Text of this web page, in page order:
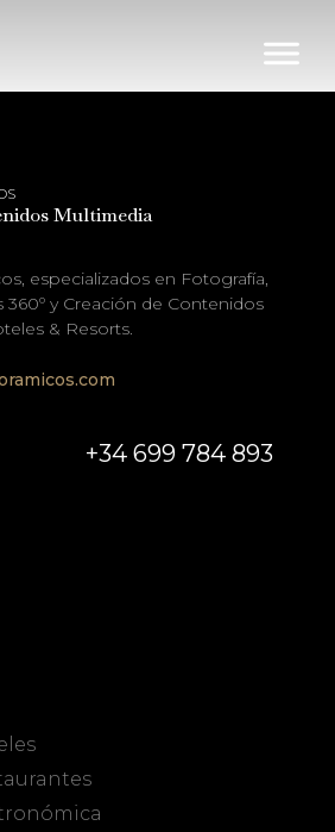
Multimedia
especializados en Fotografía,
360º y Creación de Contenidos
& Resorts.
+34 699 784 893